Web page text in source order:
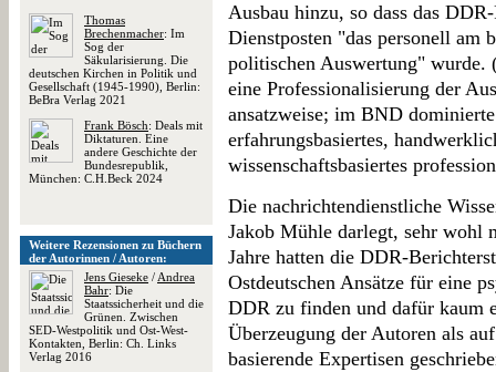
Thomas
Brechenmacher: Im
Sog der
Säkularisierung. Die
deutschen Kirchen in Politik und
Gesellschaft (1945-1990), Berlin:
BeBra Verlag 2021
Frank Bösch: Deals mit
Diktaturen. Eine
andere Geschichte der
Bundesrepublik,
München: C.H.Beck 2024
Weitere Rezensionen zu Büchern
der Autorinnen / Autoren:
Jens Gieseke / Andrea
Bahr: Die
Staatssicherheit und die
Grünen. Zwischen
SED-Westpolitik und Ost-West-
Kontakten, Berlin: Ch. Links
Verlag 2016
Ausbau hinzu, so dass das
Dienstposten "das personell am
politischen Auswertung" wurde.
eine Professionalisierung der
ansatzweise; im BND
erfahrungsbasiertes,
wissenschaftsbasiertes
Die nachrichtendienstliche
Jakob Mühle darlegt, sehr wohl
Jahre hatten die DDR-
Ostdeutschen Ansätze für eine
DDR zu finden und dafür kaum
Überzeugung der Autoren als
basierende Expertisen